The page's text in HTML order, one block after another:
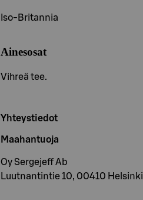
Iso-Britannia
Ainesosat
Vihreä tee.
Yhteystiedot
Maahantuoja
Oy Sergejeff Ab
Luutnantintie 10, 00410 Helsinki